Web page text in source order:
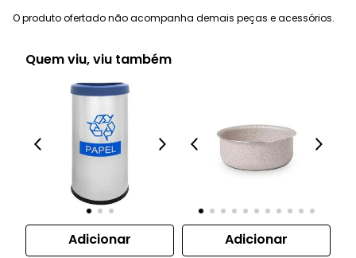
O produto ofertado não acompanha demais peças e acessórios.
Quem viu, viu também
Adicionar Adicionar